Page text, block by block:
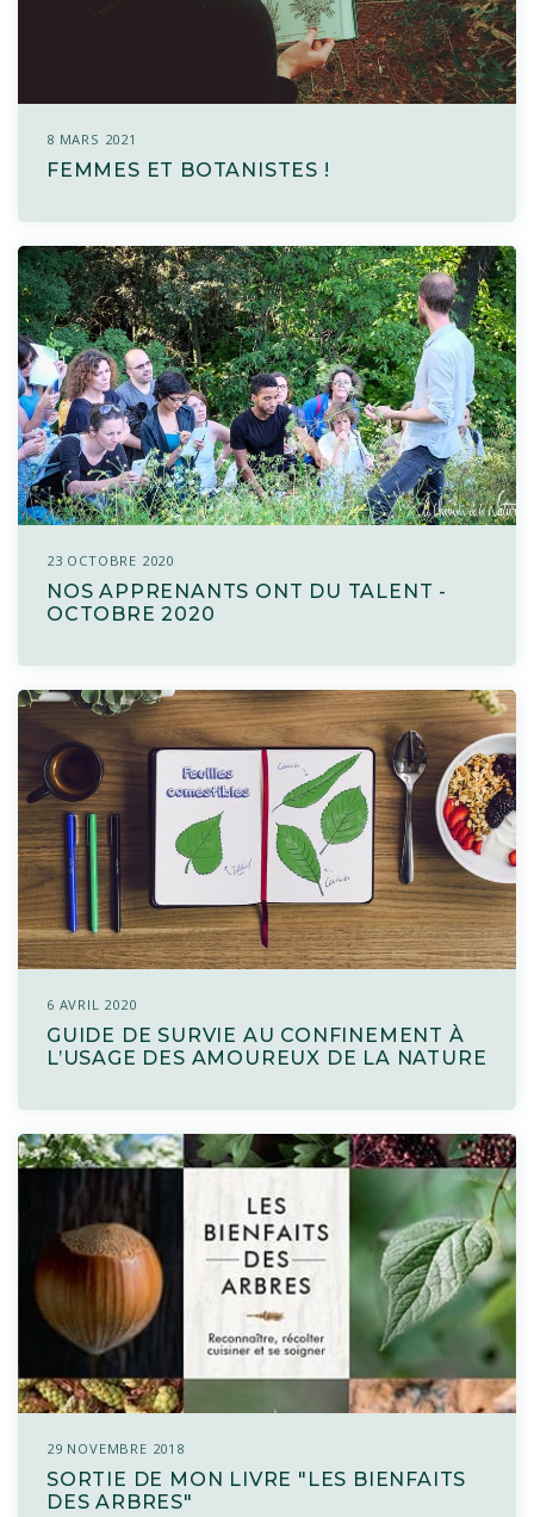
8 MARS 2021
FEMMES ET BOTANISTES !
23 OCTOBRE 2020
NOS APPRENANTS ONT DU TALENT -
OCTOBRE 2020
6 AVRIL 2020
GUIDE DE SURVIE AU CONFINEMENT À
L’USAGE DES AMOUREUX DE LA NATURE
29 NOVEMBRE 2018
SORTIE DE MON LIVRE "LES BIENFAITS
DES ARBRES"